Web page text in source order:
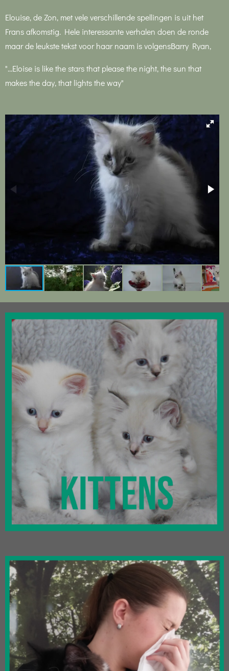
Elouise, de Zon, met vele verschillende spellingen is uit het
Frans afkomstig. Hele interessante verhalen doen de ronde
maar de leukste tekst voor haar naam is volgensBarry Ryan,
"...Eloise is like the stars that please the night, the sun that
makes the day, that lights the way"